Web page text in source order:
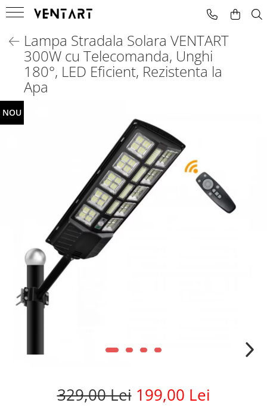
Microfoane
Instrumente
Voce
Mixere Audio
Amplificate
Neamplificate
Masini de fum
Masini De Fum Cu Lumini
Lampa Stradala Solara VENTART
300W cu Telecomanda, Unghi
180°, LED Eficient, Rezistenta la
Apa
NOU
329,00 Lei 199,00 Lei